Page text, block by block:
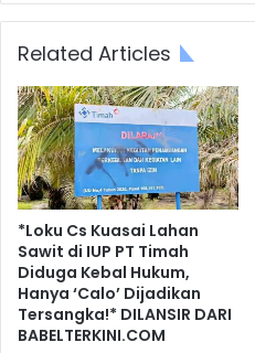
Related Articles
*Loku Cs Kuasai Lahan
Sawit di IUP PT Timah
Diduga Kebal Hukum,
Hanya ‘Calo’ Dijadikan
Tersangka!* DILANSIR DARI
BABELTERKINI.COM